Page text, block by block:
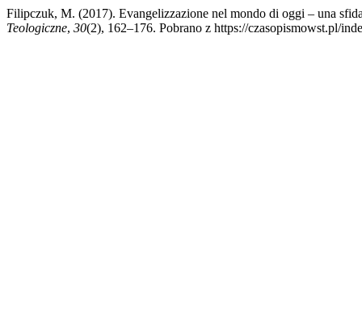
Filipczuk, M. (2017). Evangelizzazione nel mondo di oggi – una
Teologiczne, 30(2), 162–176. Pobrano z https://czasopismowst.pl/